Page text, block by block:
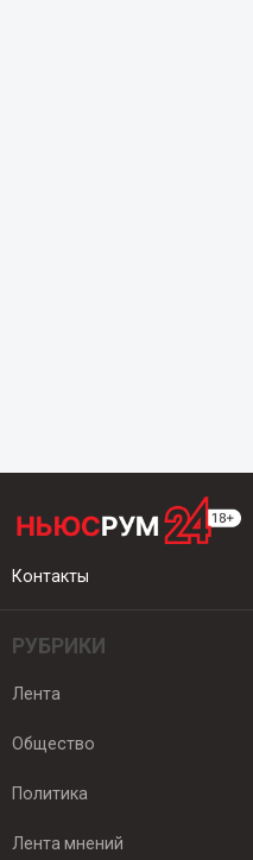
Контакты
РУБРИКИ
Лента
Общество
Политика
Лента мнений